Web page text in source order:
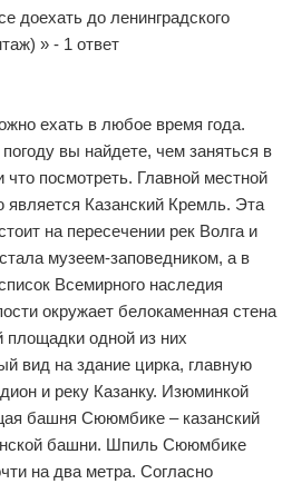
доехать до ленинградского
» - 1 ответ
ехать в любое время года.
вы найдете, чем заняться в
что посмотреть. Главной местной
является Казанский Кремль. Эта
на пересечении рек Волга и
музеем-заповедником, а в
Всемирного наследия
окружает белокаменная стена
одной из них
вид на здание цирка, главную
и реку Казанку. Изюминкой
башня Сююмбике – казанский
башни. Шпиль Сююмбике
на два метра. Согласно